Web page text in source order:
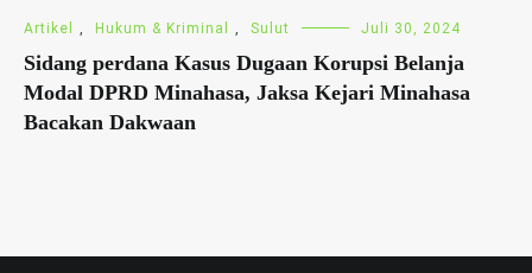
Artikel Hukum & Kriminal Sulut Juli 30, 2024
Sidang perdana Kasus Dugaan Korupsi Belanja
Modal DPRD Minahasa, Jaksa Kejari Minahasa
Bacakan Dakwaan